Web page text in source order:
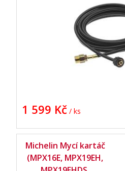
1 599 Kč / ks
Michelin Mycí kartáč
(MPX16E, MPX19EH,